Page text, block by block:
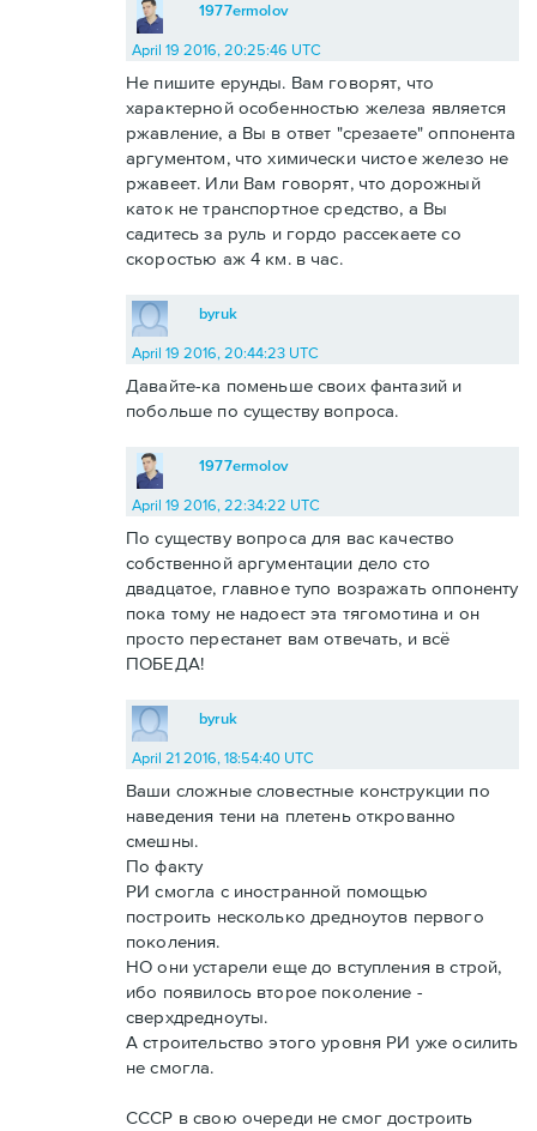
1977ermolov
April 19 2016, 20:25:46 UTC
Не пишите ерунды. Вам говорят, что
характерной особенностью железа является
ржавление, а Вы в ответ "срезаете" оппонента
аргументом, что химически чистое железо не
ржавеет. Или Вам говорят, что дорожный
каток не транспортное средство, а Вы
садитесь за руль и гордо рассекаете со
скоростью аж 4 км. в час.
byruk
April 19 2016, 20:44:23 UTC
Давайте-ка поменьше своих фантазий и
побольше по существу вопроса.
1977ermolov
April 19 2016, 22:34:22 UTC
По существу вопроса для вас качество
собственной аргументации дело сто
двадцатое, главное тупо возражать оппоненту
пока тому не надоест эта тягомотина и он
просто перестанет вам отвечать, и всё
ПОБЕДА!
byruk
April 21 2016, 18:54:40 UTC
Ваши сложные словестные конструкции по
наведения тени на плетень открованно
смешны.
По факту
РИ смогла с иностранной помощью
построить несколько дредноутов первого
поколения.
НО они устарели еще до вступления в строй,
ибо появилось второе поколение -
сверхдредноуты.
А строительство этого уровня РИ уже осилить
не смогла.
СССР в свою очереди не смог достроить